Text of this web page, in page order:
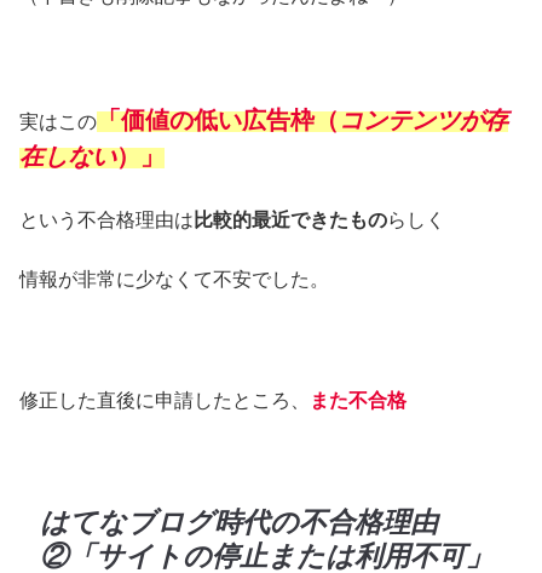
実はこの「価値の低い広告枠（コンテンツが存
在しない）」
という不合格理由は 比較的最近できたものらしく
情報が非常に少なくて不安でした。
修正した直後に申請したところ、 また不合格
はてなブログ時代の不合格理由
②「サイトの停止または利用不可」